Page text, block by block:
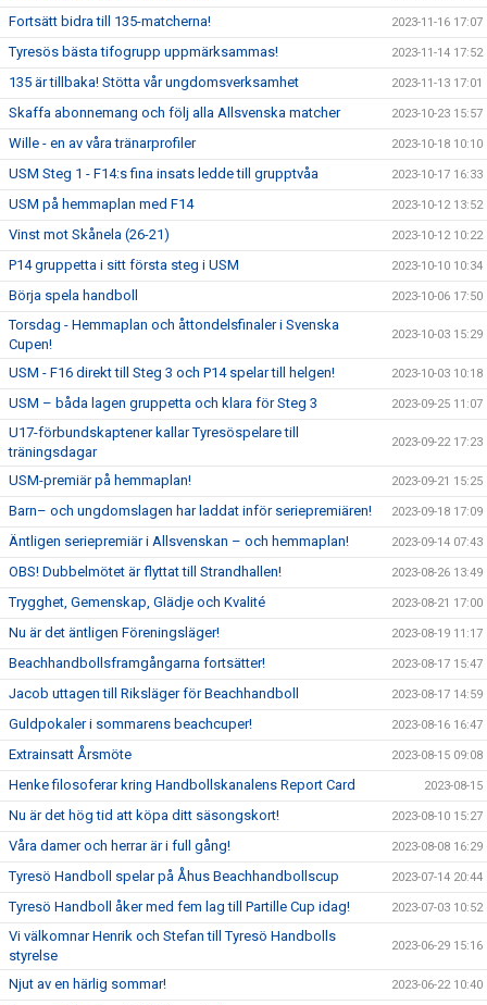
Fortsätt bidra till 135-matcherna! 2023-11-16 17:07
Tyresös bästa tifogrupp uppmärksammas! 2023-11-14 17:52
135 är tillbaka! Stötta vår ungdomsverksamhet 2023-11-13 17:01
Skaffa abonnemang och följ alla Allsvenska matcher 2023-10-23 15:57
Wille - en av våra tränarprofiler 2023-10-18 10:10
USM Steg 1 - F14:s fina insats ledde till grupptvåa 2023-10-17 16:33
USM på hemmaplan med F14 2023-10-12 13:52
Vinst mot Skånela (26-21) 2023-10-12 10:22
P14 gruppetta i sitt första steg i USM 2023-10-10 10:34
Börja spela handboll 2023-10-06 17:50
Torsdag - Hemmaplan och åttondelsfinaler i Svenska
Cupen!
2023-10-03 15:29
USM - F16 direkt till Steg 3 och P14 spelar till helgen! 2023-10-03 10:18
USM – båda lagen gruppetta och klara för Steg 3 2023-09-25 11:07
U17-förbundskaptener kallar Tyresöspelare till
träningsdagar
2023-09-22 17:23
USM-premiär på hemmaplan! 2023-09-21 15:25
Barn– och ungdomslagen har laddat inför seriepremiären! 2023-09-18 17:09
Äntligen seriepremiär i Allsvenskan – och hemmaplan! 2023-09-14 07:43
OBS! Dubbelmötet är flyttat till Strandhallen! 2023-08-26 13:49
Trygghet, Gemenskap, Glädje och Kvalité 2023-08-21 17:00
Nu är det äntligen Föreningsläger! 2023-08-19 11:17
Beachhandbollsframgångarna fortsätter! 2023-08-17 15:47
Jacob uttagen till Riksläger för Beachhandboll 2023-08-17 14:59
Guldpokaler i sommarens beachcuper! 2023-08-16 16:47
Extrainsatt Årsmöte 2023-08-15 09:08
Henke filosoferar kring Handbollskanalens Report Card 2023-08-15
Nu är det hög tid att köpa ditt säsongskort! 2023-08-10 15:27
Våra damer och herrar är i full gång! 2023-08-08 16:29
Tyresö Handboll spelar på Åhus Beachhandbollscup 2023-07-14 20:44
Tyresö Handboll åker med fem lag till Partille Cup idag! 2023-07-03 10:52
Vi välkomnar Henrik och Stefan till Tyresö Handbolls
styrelse
2023-06-29 15:16
Njut av en härlig sommar! 2023-06-22 10:40